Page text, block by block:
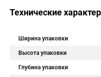
Технические
Ширина упаковки
Высота упаковки
Глубина упаковки